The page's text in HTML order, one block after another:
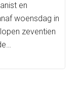
en
woensdag in
zeventien